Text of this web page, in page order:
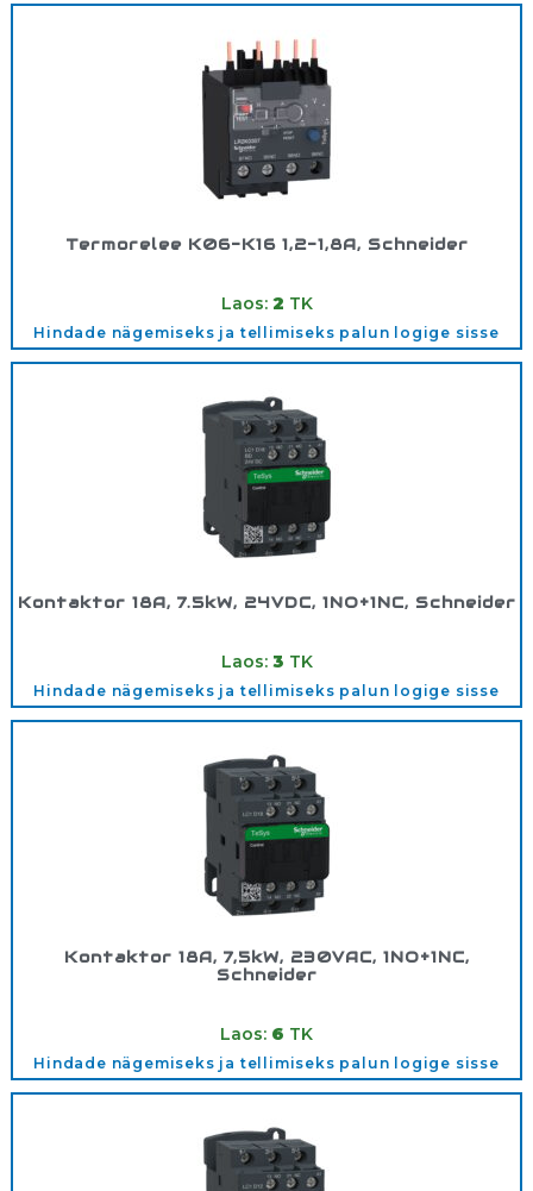
Termorelee K06-K16 1,2-1,8A, Schneider
Laos: 2 TK
Hindade nägemiseks ja tellimiseks palun logige sisse
Kontaktor 18A, 7.5kW, 24VDC, 1NO+1NC, Schneider
Laos: 3 TK
Hindade nägemiseks ja tellimiseks palun logige sisse
Kontaktor 18A, 7,5kW, 230VAC, 1NO+1NC,
Schneider
Laos: 6 TK
Hindade nägemiseks ja tellimiseks palun logige sisse